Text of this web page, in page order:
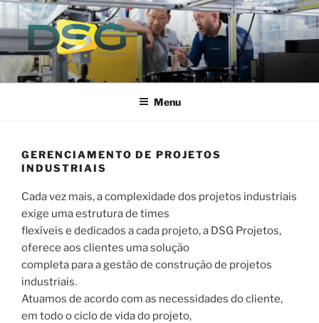
Pular
para
o
conteúdo
Fabricante de Maquinas e Equipamentos
Menu
GERENCIAMENTO DE PROJETOS
INDUSTRIAIS
Cada vez mais, a complexidade dos projetos industriais
exige uma estrutura de times
flexíveis e dedicados a cada projeto, a DSG Projetos,
oferece aos clientes uma solução
completa para a gestão de construção de projetos
industriais.
Atuamos de acordo com as necessidades do cliente,
em todo o ciclo de vida do projeto,